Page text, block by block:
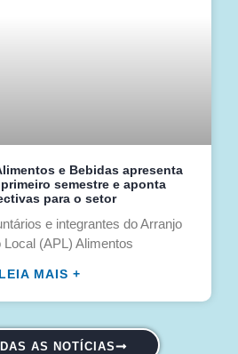
e Bebidas apresenta
semestre e aponta
para o setor
e integrantes do Arranjo
Local (APL) Alimentos
LEIA MAIS +
AS NOTÍCIAS